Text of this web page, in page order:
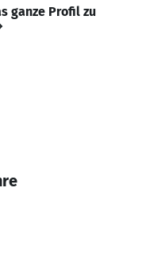
ganze Profil zu